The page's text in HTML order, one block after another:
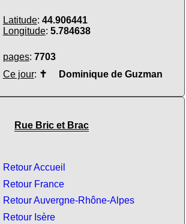
Latitude: 44.906441
Longitude: 5.784638
pages: 7703
Ce jour: ✝ Dominique de Guzman
Rue Bric et Brac
Retour Accueil
Retour France
Retour Auvergne-Rhône-Alpes
Retour Isère